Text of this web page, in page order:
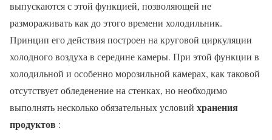
выпускаются с этой функцией, позволяющей не
размораживать как до этого времени холодильник.
Принцип его действия построен на круговой циркуляции
холодного воздуха в середине камеры. При этой функции в
холодильной и особенно морозильной камерах, как таковой
отсутствует обледенение на стенках, но необходимо
выполнять несколько обязательных условий хранения
продуктов :